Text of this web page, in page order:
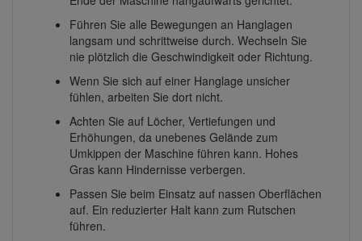
Führen Sie alle Bewegungen an Hanglagen
langsam und schrittweise durch. Wechseln Sie
nie plötzlich die Geschwindigkeit oder Richtung.
Wenn Sie sich auf einer Hanglage unsicher
fühlen, arbeiten Sie dort nicht.
Achten Sie auf Löcher, Vertiefungen und
Erhöhungen, da unebenes Gelände zum
Umkippen der Maschine führen kann. Hohes
Gras kann Hindernisse verbergen.
Passen Sie beim Einsatz auf nassen Oberflächen
auf. Ein reduzierter Halt kann zum Rutschen
führen.